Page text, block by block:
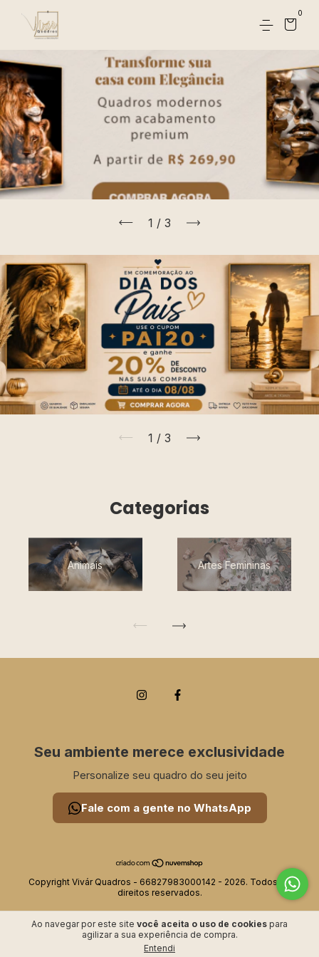
0
Ao navegar por este site você aceita o uso de cookies para
agilizar a sua experiência de compra.
Entendi
1 / 3
1 / 3
Categorias
Animais Artes Femininas
Seu ambiente merece exclusividade
Personalize seu quadro do seu jeito
Fale com a gente no WhatsApp
Copyright Vivár Quadros - 66827983000142 - 2026. Todos os
direitos reservados.